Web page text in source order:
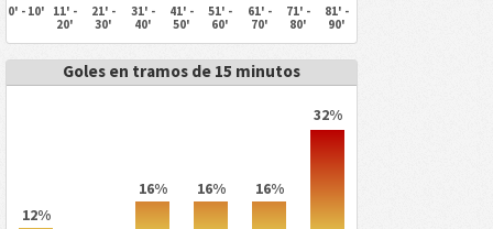
0' - 10'
11' -
20'
21' -
30'
31' -
40'
41' -
50'
51' -
60'
61' -
70'
71' -
80'
81' -
90'
Goles en tramos de 15 minutos
12%
16% 16% 16%
32%